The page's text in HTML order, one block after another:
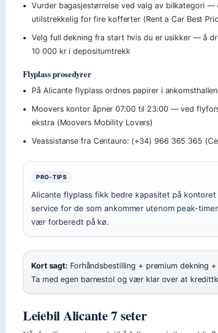
Vurder bagasjestørrelse ved valg av bilkategori
utilstrekkelig for fire kofferter (Rent a Car Best
Velg full dekning fra start hvis du er usikker — å
10 000 kr i depositumtrekk
Flyplass prosedyrer
På Alicante flyplass ordnes papirer i
Moovers kontor åpner 07:00 til 23:00 — ved
ekstra (Moovers Mobility Lovers)
Veassistanse fra Centauro: (+34) 966 365 365
PRO-TIPS
Alicante flyplass fikk bedre kapasitet på
service for de som ankommer utenom peak-
vær forberedt på kø.
Kort sagt: Forhåndsbestilling + premium dekning
Ta med egen barnestol og vær klar over at
Leiebil Alicante 7 seter